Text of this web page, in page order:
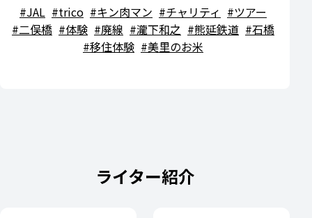
JAL trico キン肉マン チャリティ
ツアー
二俣橋
体験 廃線 瀧下和之 熊延鉄道
石橋
移住体験
美里のお米
ライター紹介